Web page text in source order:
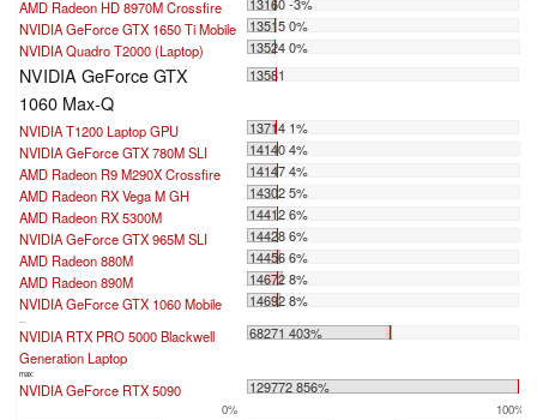
AMD Radeon HD 8970M Crossfire
13160 -3%
NVIDIA GeForce GTX 1650 Ti Mobile
13515 0%
NVIDIA Quadro T2000 (Laptop)
13524 0%
NVIDIA GeForce GTX
1060 Max-Q
13581
NVIDIA T1200 Laptop GPU
13714 1%
NVIDIA GeForce GTX 780M SLI
14140 4%
AMD Radeon R9 M290X Crossfire
14147 4%
AMD Radeon RX Vega M GH
14302 5%
AMD Radeon RX 5300M
14412 6%
NVIDIA GeForce GTX 965M SLI
14428 6%
AMD Radeon 880M
14456 6%
AMD Radeon 890M
14672 8%
NVIDIA GeForce GTX 1060 Mobile
14692 8%
...
NVIDIA RTX PRO 5000 Blackwell
Generation Laptop
68271 403%
max:
NVIDIA GeForce RTX 5090 129772 856%
0% 100%